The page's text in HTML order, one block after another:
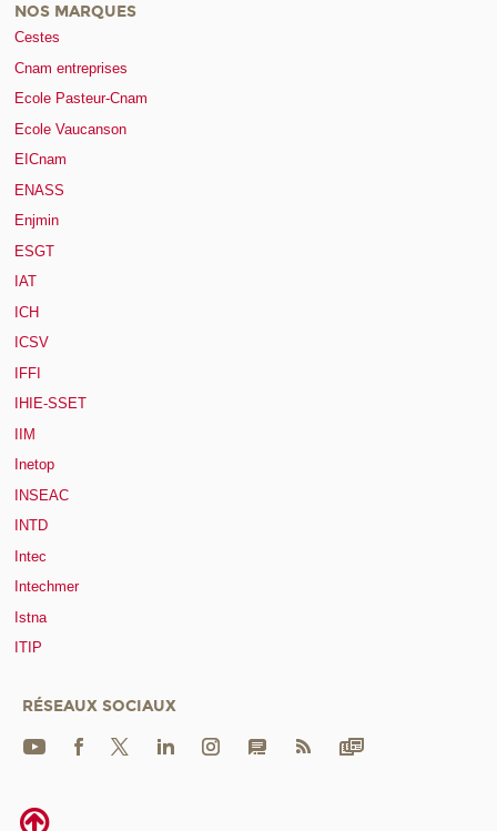
NOS MARQUES
Cestes
Cnam entreprises
Ecole Pasteur-Cnam
Ecole Vaucanson
EICnam
ENASS
Enjmin
ESGT
IAT
ICH
ICSV
IFFI
IHIE-SSET
IIM
Inetop
INSEAC
INTD
Intec
Intechmer
Istna
ITIP
RÉSEAUX SOCIAUX